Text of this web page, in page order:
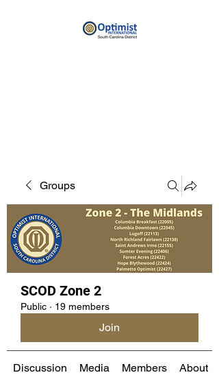
Groups
SCOD Zone 2
Public · 19 members
Join
Discussion Media Members About